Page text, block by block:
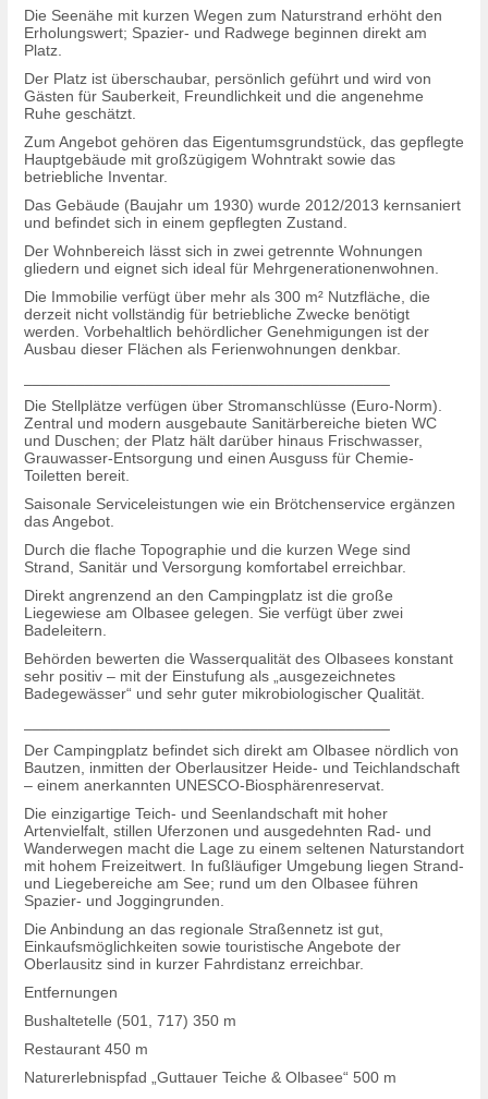
Die Seenähe mit kurzen Wegen zum Naturstrand erhöht den
Erholungswert; Spazier- und Radwege beginnen direkt am
Platz.
Der Platz ist überschaubar, persönlich geführt und wird von
Gästen für Sauberkeit, Freundlichkeit und die angenehme
Ruhe geschätzt.
Zum Angebot gehören das Eigentumsgrundstück, das gepflegte
Hauptgebäude mit großzügigem Wohntrakt sowie das
betriebliche Inventar.
Das Gebäude (Baujahr um 1930) wurde 2012/2013 kernsaniert
und befindet sich in einem gepflegten Zustand.
Der Wohnbereich lässt sich in zwei getrennte Wohnungen
gliedern und eignet sich ideal für Mehrgenerationenwohnen.
Die Immobilie verfügt über mehr als 300 m² Nutzfläche, die
derzeit nicht vollständig für betriebliche Zwecke benötigt
werden. Vorbehaltlich behördlicher Genehmigungen ist der
Ausbau dieser Flächen als Ferienwohnungen denkbar.
Die Stellplätze verfügen über Stromanschlüsse (Euro-Norm).
Zentral und modern ausgebaute Sanitärbereiche bieten WC
und Duschen; der Platz hält darüber hinaus Frischwasser,
Grauwasser-Entsorgung und einen Ausguss für Chemie-
Toiletten bereit.
Saisonale Serviceleistungen wie ein Brötchenservice ergänzen
das Angebot.
Durch die flache Topographie und die kurzen Wege sind
Strand, Sanitär und Versorgung komfortabel erreichbar.
Direkt angrenzend an den Campingplatz ist die große
Liegewiese am Olbasee gelegen. Sie verfügt über zwei
Badeleitern.
Behörden bewerten die Wasserqualität des Olbasees konstant
sehr positiv – mit der Einstufung als „ausgezeichnetes
Badegewässer“ und sehr guter mikrobiologischer Qualität.
Der Campingplatz befindet sich direkt am Olbasee nördlich von
Bautzen, inmitten der Oberlausitzer Heide- und Teichlandschaft
– einem anerkannten UNESCO-Biosphärenreservat.
Die einzigartige Teich- und Seenlandschaft mit hoher
Artenvielfalt, stillen Uferzonen und ausgedehnten Rad- und
Wanderwegen macht die Lage zu einem seltenen Naturstandort
mit hohem Freizeitwert. In fußläufiger Umgebung liegen Strand-
und Liegebereiche am See; rund um den Olbasee führen
Spazier- und Joggingrunden.
Die Anbindung an das regionale Straßennetz ist gut,
Einkaufsmöglichkeiten sowie touristische Angebote der
Oberlausitz sind in kurzer Fahrdistanz erreichbar.
Entfernungen
Bushaltetelle (501, 717) 350 m
Restaurant 450 m
Naturerlebnispfad „Guttauer Teiche & Olbasee“ 500 m